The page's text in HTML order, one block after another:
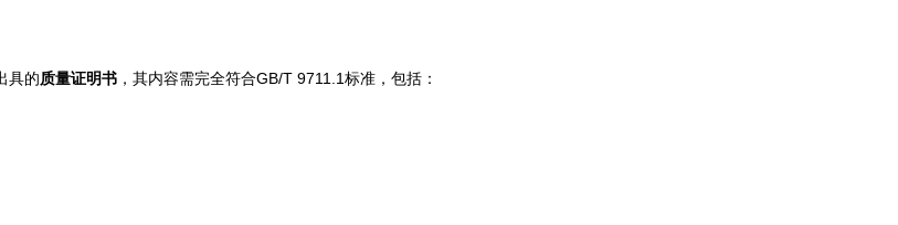
具的质量证明书 ，其内容需完全符合GB/T 9711.1标准，包括：